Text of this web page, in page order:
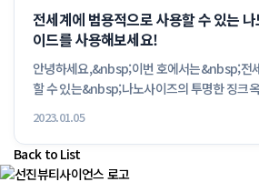
전세계에 범용적으로 사용할 수 있는
이드를 사용해보세요!
안녕하세요,&nbsp;이번 호에서는&nbsp;전
할 수 있는&nbsp;나노사이즈의 투명한 징크
2023.01.05
Back to List